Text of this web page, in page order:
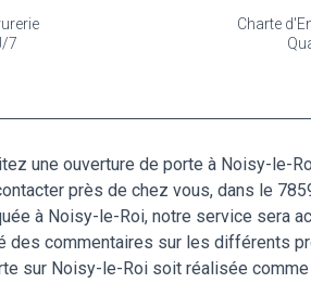
7
Charte
une ouverture de porte à Noisy-le-
près de chez vous, dans le
à Noisy-le-Roi, notre service
des commentaires sur les différents
sur Noisy-le-Roi soit réalisée